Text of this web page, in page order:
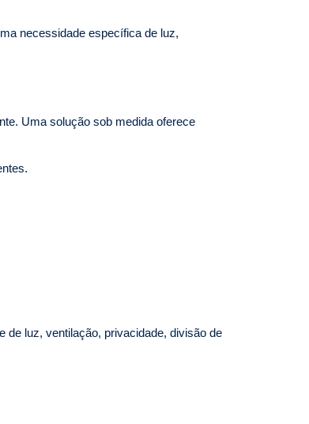
necessidade específica de luz,
Uma solução sob medida oferece
de luz, ventilação, privacidade, divisão de